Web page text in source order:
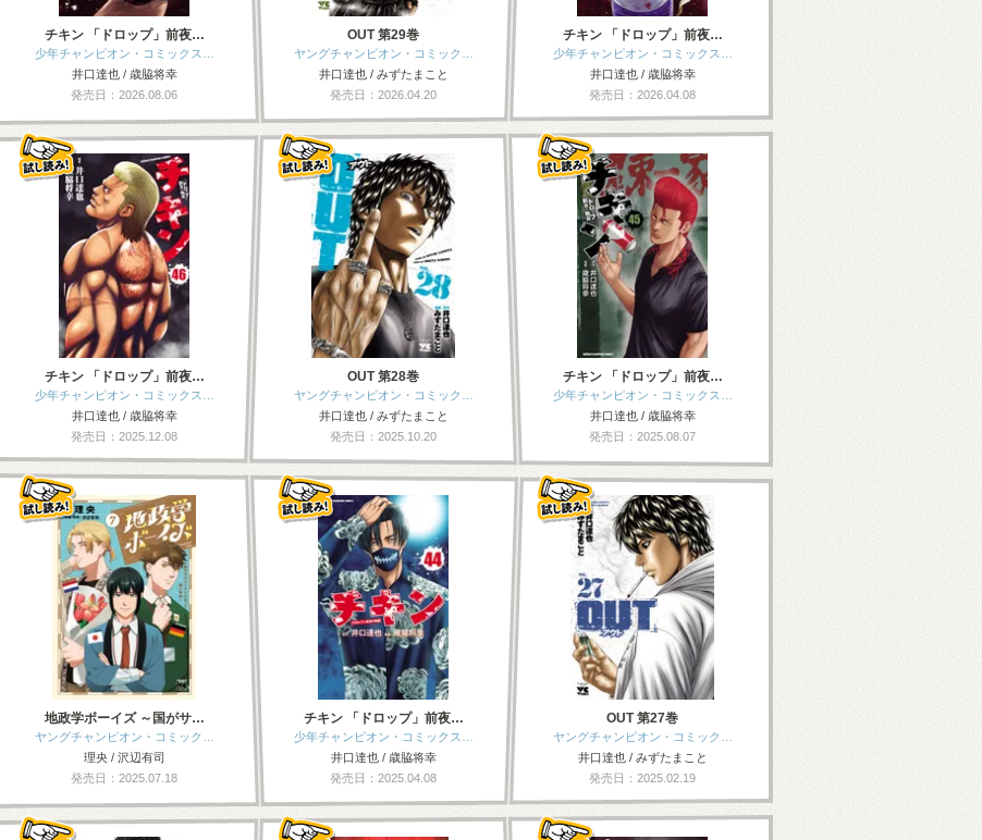
チキン 「ドロップ」前夜…
少年チャンピオン・コミックス…
井口達也 / 歳脇将幸
発売日：2026.08.06
OUT 第29巻
ヤングチャンピオン・コミック…
井口達也 / みずたまこと
発売日：2026.04.20
チキン 「ドロップ」前夜…
少年チャンピオン・コミックス…
井口達也 / 歳脇将幸
発売日：2026.04.08
チキン 「ドロップ」前夜…
少年チャンピオン・コミックス…
井口達也 / 歳脇将幸
発売日：2025.12.08
OUT 第28巻
ヤングチャンピオン・コミック…
井口達也 / みずたまこと
発売日：2025.10.20
チキン 「ドロップ」前夜…
少年チャンピオン・コミックス…
井口達也 / 歳脇将幸
発売日：2025.08.07
地政学ボーイズ ～国がサ…
ヤングチャンピオン・コミック…
理央 / 沢辺有司
発売日：2025.07.18
チキン 「ドロップ」前夜…
少年チャンピオン・コミックス…
井口達也 / 歳脇将幸
発売日：2025.04.08
OUT 第27巻
ヤングチャンピオン・コミック…
井口達也 / みずたまこと
発売日：2025.02.19